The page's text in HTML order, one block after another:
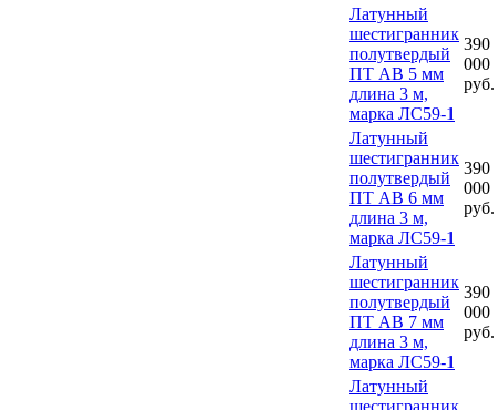
Латунный
шестигранник
полутвердый
ПТ АВ 5 мм
длина 3 м,
марка ЛС59-1
390
000
руб.
Латунный
шестигранник
полутвердый
ПТ АВ 6 мм
длина 3 м,
марка ЛС59-1
390
000
руб.
Латунный
шестигранник
полутвердый
ПТ АВ 7 мм
длина 3 м,
марка ЛС59-1
390
000
руб.
Латунный
шестигранник